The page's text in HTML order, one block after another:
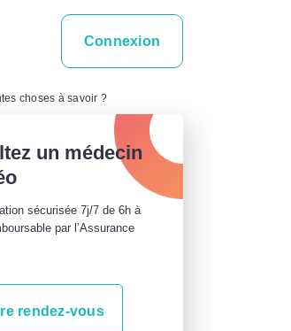
Connexion
choses à savoir ?
un médecin
sécurisée 7j/7 de 6h à
par l’Assurance
rendez-vous